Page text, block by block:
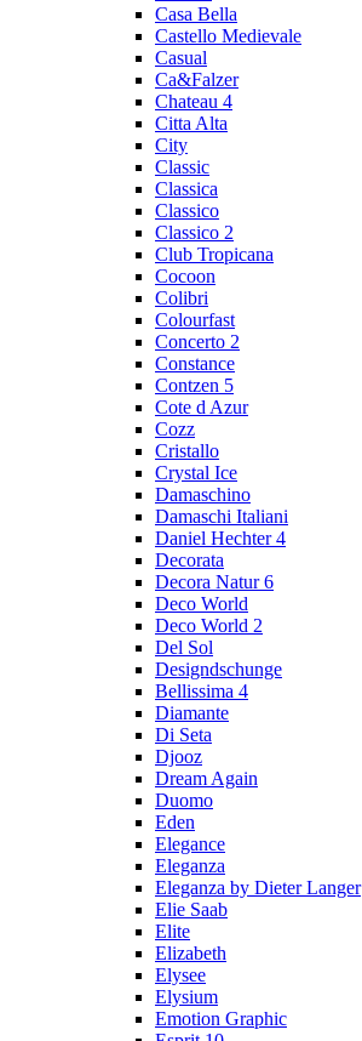
Casa Bella
Castello Medievale
Casual
Ca&Falzer
Chateau 4
Citta Alta
City
Classic
Classica
Classico
Classico 2
Club Tropicana
Cocoon
Colibri
Colourfast
Concerto 2
Constance
Contzen 5
Cote d Azur
Cozz
Cristallo
Crystal Ice
Damaschino
Damaschi Italiani
Daniel Hechter 4
Decorata
Decora Natur 6
Deco World
Deco World 2
Del Sol
Designdschunge
Bellissima 4
Diamante
Di Seta
Djooz
Dream Again
Duomo
Eden
Elegance
Eleganza
Eleganza by Dieter Langer
Elie Saab
Elite
Elizabeth
Elysee
Elysium
Emotion Graphic